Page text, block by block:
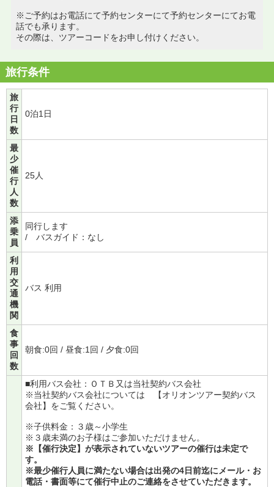
※ご予約はお電話にて予約センターにて予約センターにてお電
話でも承ります。
その際は、ツアーコードをお申し付けください。
旅行条件
旅
行
日
数
0泊1日
最
少
催
行
人
数
25人
添
乗
員
同行します
/ バスガイド：なし
利
用
交
通
機
関
バス 利用
食
事
回
数
朝食:0回 / 昼食:1回 / 夕食:0回
■利用バス会社：ＯＴＢ又は当社契約バス会社
※当社契約バス会社については
【オリオンツアー契約バス
会社】 をご覧ください。
※子供料金：３歳～小学生
※３歳未満のお子様はご参加いただけません。
※【催行決定】が表示されていないツアーの催行は未定で
す。
※最少催行人員に満たない場合は出発の4日前迄にメール・お
電話・書面等にて催行中止のご連絡をさせていただきます。